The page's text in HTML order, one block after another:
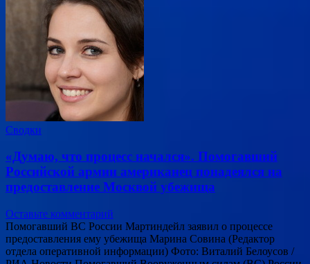
Сводки
«Думаю, что процесс начался». Помогавший
Российской армии американец понадеялся на
предоставление Москвой убежища
Оставьте комментарий
Помогавший ВС России Мартиндейл заявил о процессе
предоставления ему убежища Марина Совина (Редактор
отдела оперативной информации) Фото: Виталий Белоусов /